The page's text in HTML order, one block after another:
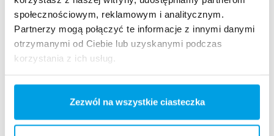
społecznościowym, reklamowym i analitycznym.
Partnerzy mogą połączyć te informacje z innymi danymi
otrzymanymi od Ciebie lub uzyskanymi podczas
korzystania z ich usług.
Zezwól na wszystkie ciasteczka
zalety demineralizacji w procesie wymiany
Przeczytaj więcej o tej instalacji